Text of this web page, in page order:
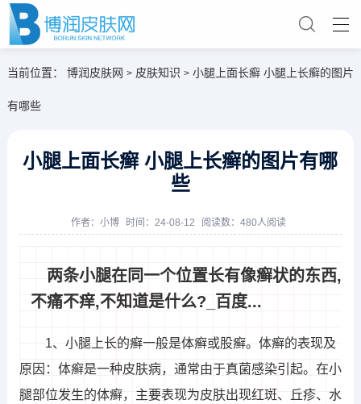
当前位置： 博润皮肤网 > 皮肤知识 > 小腿上面长癣 小腿上长癣的图片
有哪些
小腿上面长癣 小腿上长癣的图片有哪
些
作者： 小博 时间：24-08-12 阅读数：480人阅读
两条小腿在同一个位置长有像癣状的东西,
不痛不痒,不知道是什么?_百度...
1、小腿上长的癣一般是体癣或股癣。体癣的表现及
原因：体癣是一种皮肤病，通常由于真菌感染引起。在小
腿部位发生的体癣，主要表现为皮肤出现红斑、丘疹、水